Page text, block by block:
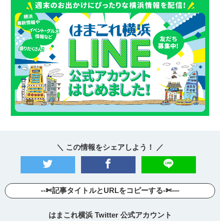
＼ この情報をシェアしよう！ ／
--✄記事タイトルとURLをコピーする-✄—
はまこれ横浜 Twitter 公式アカウント